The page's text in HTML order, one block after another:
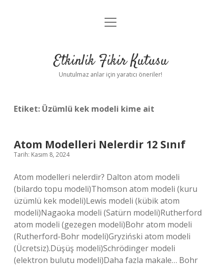
Anasayfa
Yasal Uyarı
menüyü
Etkinlik Fikir Kutusu
Unutulmaz anlar için yaratıcı öneriler!
Etiket: Üzümlü kek modeli kime ait
Atom Modelleri Nelerdir 12 Sınıf
Tarih: Kasım 8, 2024
Atom modelleri nelerdir? Dalton atom modeli
(bilardo topu modeli)Thomson atom modeli (kuru
üzümlü kek modeli)Lewis modeli (kübik atom
modeli)Nagaoka modeli (Satürn modeli)Rutherford
atom modeli (gezegen modeli)Bohr atom modeli
(Rutherford-Bohr modeli)Gryziński atom modeli
(Ücretsiz).Düşüş modeli)Schrödinger modeli
(elektron bulutu modeli)Daha fazla makale… Bohr